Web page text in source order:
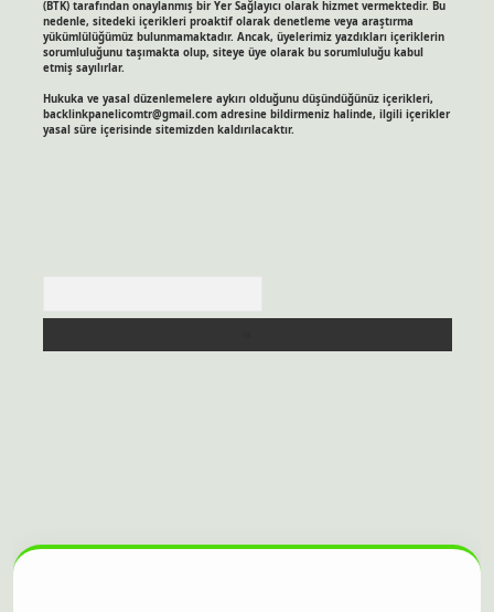
(BTK) tarafından onaylanmış bir Yer Sağlayıcı olarak hizmet vermektedir. Bu
nedenle, sitedeki içerikleri proaktif olarak denetleme veya araştırma
yükümlülüğümüz bulunmamaktadır. Ancak, üyelerimiz yazdıkları içeriklerin
sorumluluğunu taşımakta olup, siteye üye olarak bu sorumluluğu kabul
etmiş sayılırlar.
Hukuka ve yasal düzenlemelere aykırı olduğunu düşündüğünüz içerikleri,
backlinkpanelicomtr@gmail.comadresine bildirmeniz halinde, ilgili içerikler
yasal süre içerisinde sitemizden kaldırılacaktır.